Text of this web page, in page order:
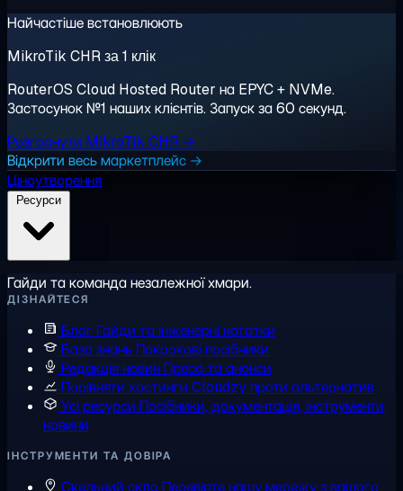
Найчастіше встановлюють
MikroTik CHR за 1 клік
RouterOS Cloud Hosted Router на EPYC + NVMe.
Застосунок №1 наших клієнтів. Запуск за 60 секунд.
Розгорнути MikroTik CHR →
Відкрити весь маркетплейс →
Ціноутворення
Гайди та команда незалежної хмари.
ДІЗНАЙТЕСЯ
Блог Гайди та інженерні нотатки
База знань Покрокові посібники
Редакція новин Преса та анонси
Порівняти хостинги Cloudzy проти альтернатив
Усі ресурси Посібники, документація, інструменти,
новини
ІНСТРУМЕНТИ ТА ДОВІРА
Скельний скло Перевірте нашу мережу з вашого